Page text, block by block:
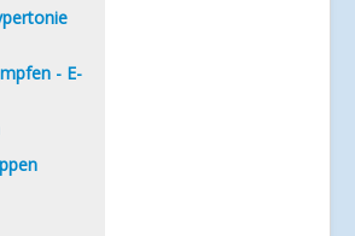
- E-